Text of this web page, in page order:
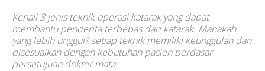
Kenali 3 jenis teknik operasi katarak yang dapat
membantu penderita terbebas dari katarak. Manakah
yang lebih unggul? setiap teknik memiliki keunggulan dan
disesuaikan dengan kebutuhan pasien berdasar
persetujuan dokter mata.